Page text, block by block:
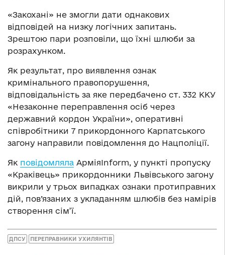
«Закохані» не змогли дати однакових
відповідей на низку логічних запитань.
Зрештою пари розповіли, що їхні шлюби за
розрахунком.
Як результат, про виявлення ознак
кримінального правопорушення,
відповідальність за яке передбачено ст. 332 ККУ
«Незаконне переправлення осіб через
державний кордон України», оперативні
співробітники 7 прикордонного Карпатського
загону направили повідомлення до Нацполіції.
Як повідомляла АрміяInform, у пункті пропуску
«Краківець» прикордонники Львівського загону
викрили у трьох випадках ознаки протиправних
дій, пов’язаних з укладанням шлюбів без намірів
створення сім’ї.
ДПСУ ПЕРЕПРАВНИКИ УХИЛЯНТІВ